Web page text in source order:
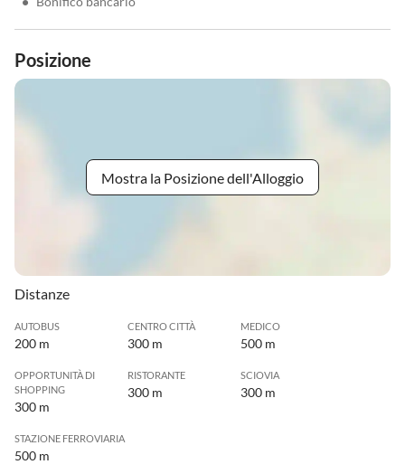
Posizione
Mostra la Posizione dell'Alloggio
Distanze
AUTOBUS
200 m
CENTRO CITTÀ
300 m
MEDICO
500 m
OPPORTUNITÀ DI
SHOPPING
300 m
RISTORANTE
300 m
SCIOVIA
300 m
STAZIONE FERROVIARIA
500 m